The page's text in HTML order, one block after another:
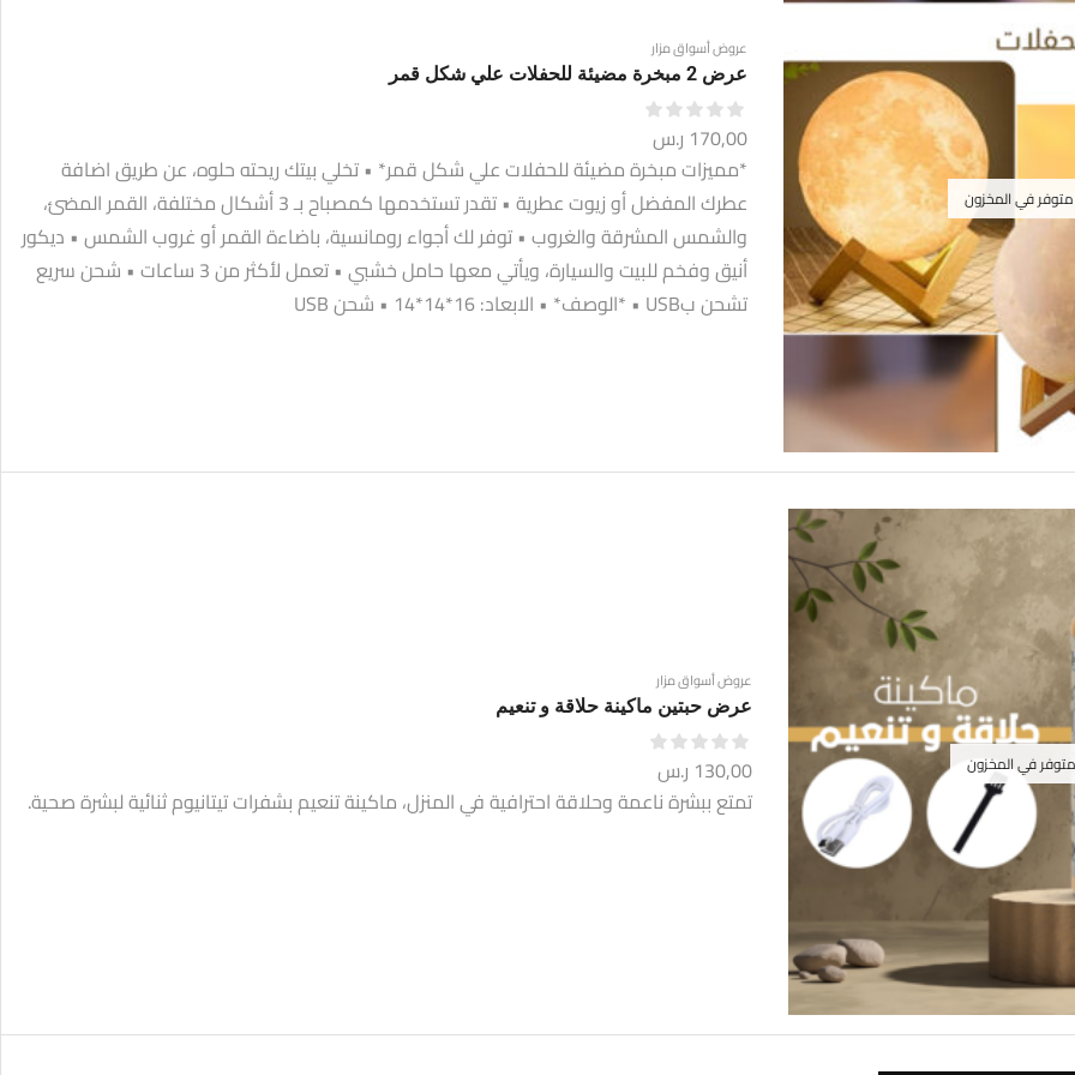
متوفر في المخزون
عروض أسواق مزار
عرض 2 مبخرة مضيئة للحفلات علي شكل قمر
170,00 ر.س
*مميزات مبخرة مضيئة للحفلات علي شكل قمر* • تخلي بيتك ريحته حلوه، عن طريق اضافة
عطرك المفضل أو زيوت عطرية • تقدر تستخدمها كمصباح بـ 3 أشكال مختلفة، القمر المضئ،
والشمس المشرقة والغروب • توفر لك أجواء رومانسية، باضاءة القمر أو غروب الشمس • ديكور
أنيق وفخم للبيت والسيارة، ويأتي معها حامل خشبي • تعمل لأكثر من 3 ساعات • شحن سريع
تشحن بUSB • *الوصف* • الابعاد: 16*14*14 • شحن USB
في المخزون
عروض أسواق مزار
عرض حبتين ماكينة حلاقة و تنعيم
130,00 ر.س
تمتع ببشرة ناعمة وحلاقة احترافية في المنزل، ماكينة تنعيم بشفرات تيتانيوم ثنائية لبشرة صحية.